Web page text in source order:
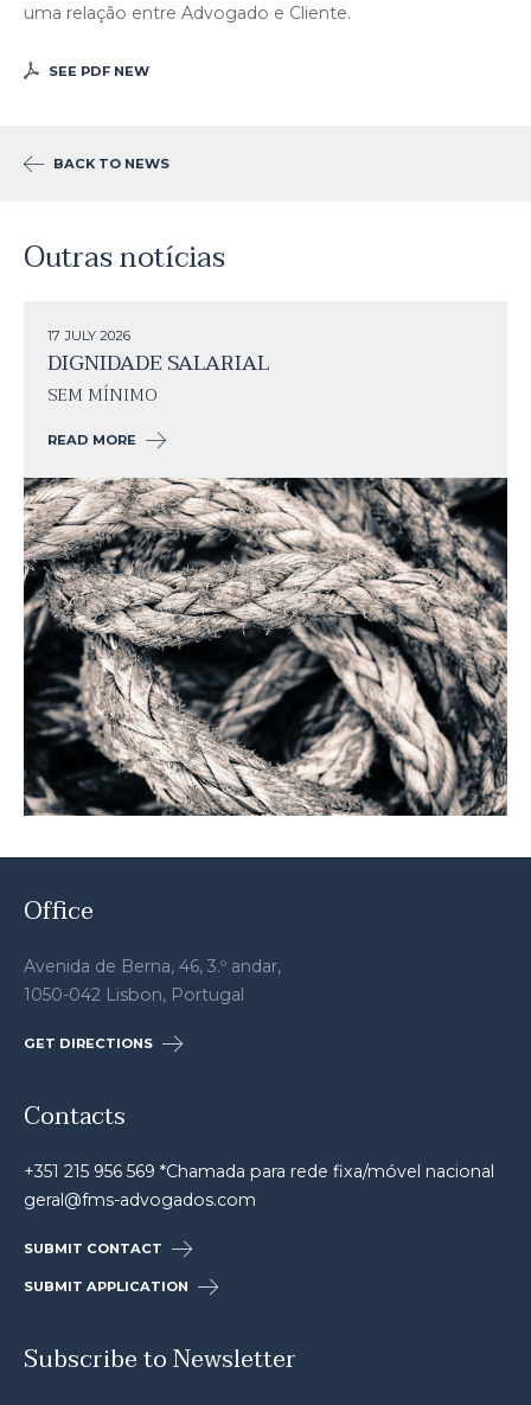
uma relação entre Advogado e Cliente.
SEE PDF NEW
BACK TO NEWS
Outras notícias
17 JULY 2026
DIGNIDADE SALARIAL
SEM MÍNIMO
READ MORE
Office
Avenida de Berna, 46, 3.º andar,
1050-042 Lisbon, Portugal
GET DIRECTIONS
Contacts
+351 215 956 569 *Chamada para rede fixa/móvel nacional
geral@fms-advogados.com
SUBMIT CONTACT
SUBMIT APPLICATION
Subscribe to Newsletter